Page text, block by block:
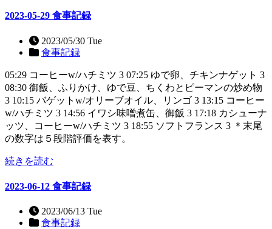
2023-05-29 食事記録
2023/05/30 Tue
食事記録
05:29 コーヒーw/ハチミツ 3 07:25 ゆで卵、チキンナゲット 3
08:30 御飯、ふりかけ、ゆで豆、ちくわとピーマンの炒め物
3 10:15 バゲットw/オリーブオイル、リンゴ 3 13:15 コーヒー
w/ハチミツ 3 14:56 イワシ味噌煮缶、御飯 3 17:18 カシューナ
ッツ、コーヒーw/ハチミツ 3 18:55 ソフトフランス 3 ＊末尾
の数字は５段階評価を表す。
続きを読む
2023-06-12 食事記録
2023/06/13 Tue
食事記録